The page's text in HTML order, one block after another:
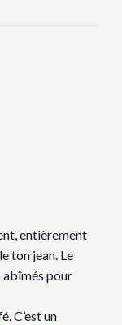
entièrement
ton jean. Le
abîmés pour
C’est un